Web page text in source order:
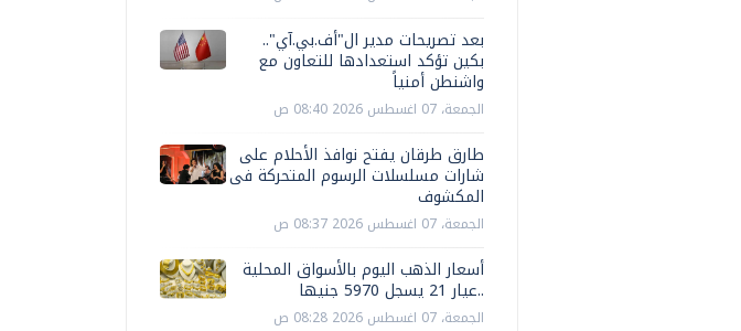
بعد تصريحات مدير ال"أف.بي.آي"..
بكين تؤكد استعدادها للتعاون مع
واشنطن أمنياً
الجمعة، 07 اغسطس 2026 08:40 ص
طارق طرقان يفتح نوافذ الأحلام على
شارات مسلسلات الرسوم المتحركة فى
المكشوف
الجمعة، 07 اغسطس 2026 08:37 ص
أسعار الذهب اليوم بالأسواق المحلية
..عيار 21 يسجل 5970 جنيها
الجمعة، 07 اغسطس 2026 08:28 ص